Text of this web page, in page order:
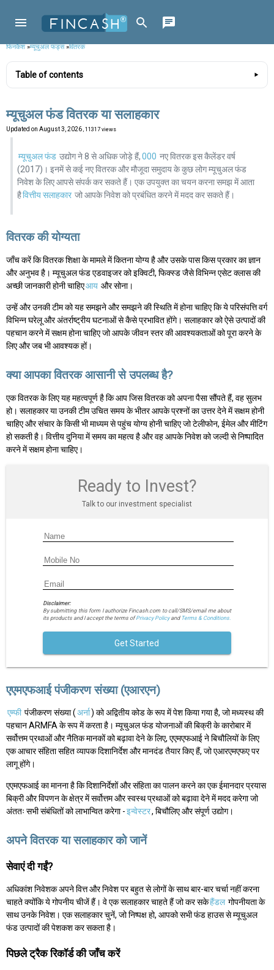
फिनकैश»म्यूचुअल फंड्स»वितरक
Table of contents
म्यूचुअल फंड वितरक या सलाहकार
Updated on August 3, 2026 , 11317 views
म्यूचुअल फंड उद्योग ने 8 से अधिक जोड़े हैं,000 नए वितरक इस कैलेंडर वर्ष
(2017)। इनमें से कई नए वितरक और मौजूदा समुदाय के कुछ लोग म्यूचुअल फंड
निवेश के लिए आपसे संपर्क कर सकते हैं। एक उपयुक्त का चयन करना समझ में आता
हैवित्तीय सलाहकार जो आपके निवेश को प्रबंधित करने में मदद कर सकते हैं।
वितरक की योग्यता
जाँच करें कि वितरक शिक्षा के मामले में कितना योग्य है और उसके पास किस प्रकार का ज्ञान
और अनुभव है। म्यूचुअल फंड एडवाइजर को इक्विटी, फिक्स्ड जैसे विभिन्न एसेट क्लास की
अच्छी जानकारी होनी चाहिएआय और सोना।
उन्हें और उनकी टीम को यह समझने और समझने की स्थिति में होना चाहिए कि ये परिसंपत्ति वर्ग
विभिन्न घरेलू और अंतर्राष्ट्रीय घटनाओं से कैसे प्रभावित होंगे। सलाहकार को ऐसे उत्पादों की
पहचान करने में सक्षम होना चाहिए जो आपके जीवन स्तर की आवश्यकताओं को पूरा करने के
लिए और जब भी आवश्यक हों।
क्या आपका वितरक आसानी से उपलब्ध है?
एक वितरक के लिए यह महत्वपूर्ण है कि आप जिस वितरक को अपना पैसा सौंपते हैं, वह सुलभ
हो। सलाहकार या उनकी टीम उचित समय के भीतर आपके प्रश्नों का उत्तर देने में सक्षम होनी
चाहिए और संचार के किसी भी माध्यम से पहुंच योग्य होनी चाहिए जो टेलीफोन, ईमेल और मीटिंग
हो सकती है। वित्तीय दुनिया में समय का महत्व है और वह आपके निवेश को जल्दी से निष्पादित
करने में सक्षम होना चाहिए।
Ready to Invest?
Talk to our investment specialist
Disclaimer:
By submitting this form I authorize Fincash.com to call/SMS/email me about
its products and I accept the terms ofPrivacy Policyand Terms & Conditions.
Get Started
एएमएफआई पंजीकरण संख्या (एआरएन)
एम्फी पंजीकरण संख्या (अर्ना) को अद्वितीय कोड के रूप में पेश किया गया है, जो मध्यस्थ की
पहचान ARMFA के रूप में करता है। म्यूचुअल फंड योजनाओं की बिक्री के कारोबार में
सर्वोत्तम प्रथाओं और नैतिक मानकों को बढ़ावा देने के लिए, एएमएफआई ने बिचौलियों के लिए
एक आचार संहिता सहित व्यापक दिशानिर्देश और मानदंड तैयार किए हैं, जो एआरएमएफए पर
लागू होंगे।
एएमएफआई का मानना है कि दिशानिर्देशों और संहिता का पालन करने का एक ईमानदार प्रयास
बिक्री और विपणन के क्षेत्र में सर्वोत्तम और स्वस्थ प्रथाओं को बढ़ावा देने में मदद करेगा जो
अंततः सभी संबंधितों को लाभान्वित करेगा -इन्वेस्टर, बिचौलिए और संपूर्ण उद्योग।
अपने वितरक या सलाहकार को जानें
सेवाएं दी गईं?
अधिकांश निवेशक अपने वित्त और निवेश पर बहुत से लोगों के साथ बार-बार चर्चा नहीं करना
चाहते क्योंकि ये गोपनीय चीजें हैं। वे एक सलाहकार चाहते हैं जो कर सकेहैंडल गोपनीयता के
साथ उनके निवेश। एक सलाहकार चुनें, जो निष्पक्ष हो, आपको सभी फंड हाउस से म्यूचुअल
फंड उत्पादों की पेशकश कर सकता है।
पिछले ट्रैक रिकॉर्ड की जाँच करें